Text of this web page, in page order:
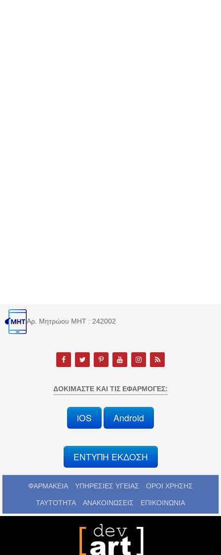
Αρ. Μητρώου MHT : 242002
ΔΟΚΙΜΆΣΤΕ ΚΑΙ ΤΙΣ ΕΦΑΡΜΟΓΈΣ:
iOS Android
ΕΝΤΥΠΗ ΕΚΔΟΣΗ
ΦΑΡΜΑΚΕΙΑ ΥΠΗΡΕΣΙΕΣ ΥΓΕΙΑΣ ΟΡΟΙ ΧΡΗΣΗΣ
ΤΑΥΤΟΤΗΤΑ ΑΝΑΚΟΙΝΩΣΕΙΣ ΕΠΙΚΟΙΝΩΝΙΑ